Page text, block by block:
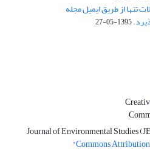
تنها از طریق ایمیل مجله
1395-05-27
Journal of Environmental Studies
Commons